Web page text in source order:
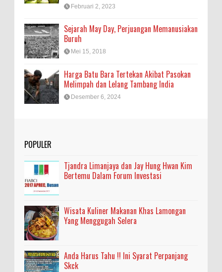
Februari 2, 2023
Sejarah May Day, Perjuangan Memanusiakan
Buruh
Mei 15, 2018
Harga Batu Bara Tertekan Akibat Pasokan
Melimpah dan Lelang Tambang India
Desember 6, 2024
POPULER
Tjandra Limanjaya dan Jay Hung Hwan Kim
Bertemu Dalam Forum Investasi
Wisata Kuliner Makanan Khas Lamongan
Yang Menggugah Selera
Anda Harus Tahu !! Ini Syarat Perpanjang
Skck